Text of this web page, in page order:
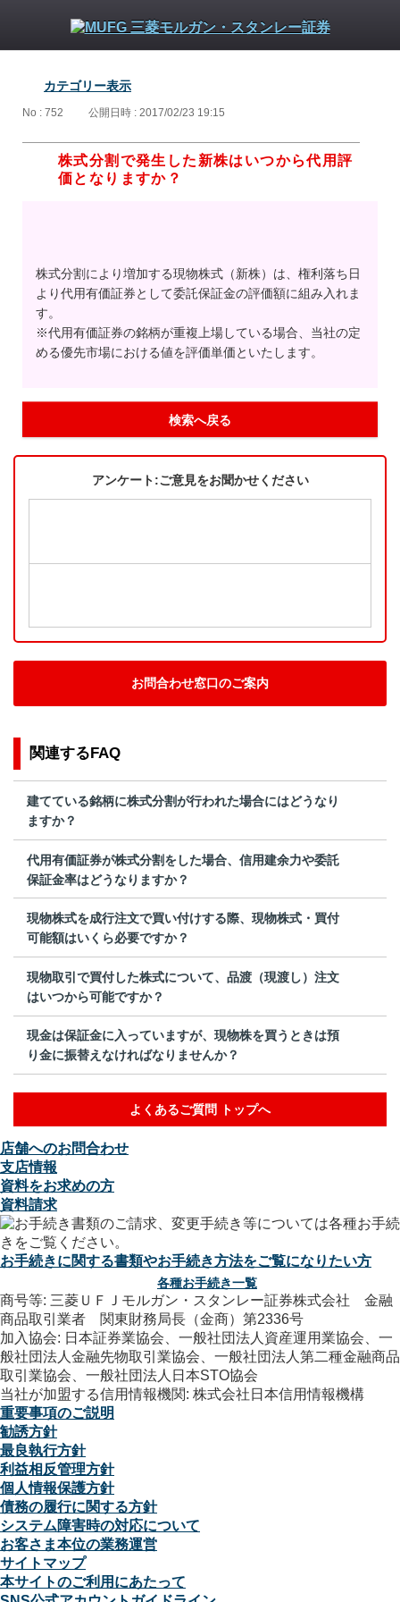
カテゴリー表示
No : 752 公開日時 : 2017/02/23 19:15
株式分割で発生した新株はいつから代用評
価となりますか？
株式分割により増加する現物株式（新株）は、権利落ち日
より代用有価証券として委託保証金の評価額に組み入れま
す。
※代用有価証券の銘柄が重複上場している場合、当社の定
める優先市場における値を評価単価といたします。
検索へ戻る
アンケート:ご意見をお聞かせください
お問合わせ窓口のご案内
関連するFAQ
建てている銘柄に株式分割が行われた場合にはどうなり
ますか？
代用有価証券が株式分割をした場合、信用建余力や委託
保証金率はどうなりますか？
現物株式を成行注文で買い付けする際、現物株式・買付
可能額はいくら必要ですか？
現物取引で買付した株式について、品渡（現渡し）注文
はいつから可能ですか？
現金は保証金に入っていますが、現物株を買うときは預
り金に振替えなければなりませんか？
よくあるご質問 トップへ
店舗へのお問合わせ
支店情報
資料をお求めの方
資料請求
お手続きに関する書類やお手続き方法をご覧になりたい方
各種お手続き一覧
商号等: 三菱ＵＦＪモルガン・スタンレー証券株式会社 金融
商品取引業者 関東財務局長（金商）第2336号
加入協会: 日本証券業協会、一般社団法人資産運用業協会、一
般社団法人金融先物取引業協会、一般社団法人第二種金融商品
取引業協会、一般社団法人日本STO協会
当社が加盟する信用情報機関: 株式会社日本信用情報機構
重要事項のご説明
勧誘方針
最良執行方針
利益相反管理方針
個人情報保護方針
債務の履行に関する方針
システム障害時の対応について
お客さま本位の業務運営
サイトマップ
本サイトのご利用にあたって